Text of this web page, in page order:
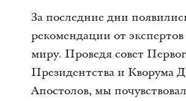
За последние дни
рекомендации от
миру. Проведя совет
Президентства и Кворума
Апостолов, мы